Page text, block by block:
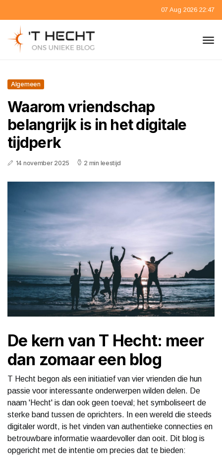
07 Aug 2026 22:47
Algemeen
Waarom vriendschap
belangrijk is in het digitale
tijdperk
14 november 2025 2 min leestijd
De kern van T Hecht: meer
dan zomaar een blog
T Hecht begon als een initiatief van vier vrienden die hun
passie voor interessante onderwerpen wilden delen. De
naam 'Hecht' is dan ook geen toeval; het symboliseert de
sterke band tussen de oprichters. In een wereld die steeds
digitaler wordt, is het vinden van authentieke connecties en
betrouwbare informatie waardevoller dan ooit. Dit blog is
opgericht met de intentie om precies dat te bieden: